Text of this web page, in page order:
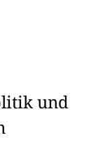
und